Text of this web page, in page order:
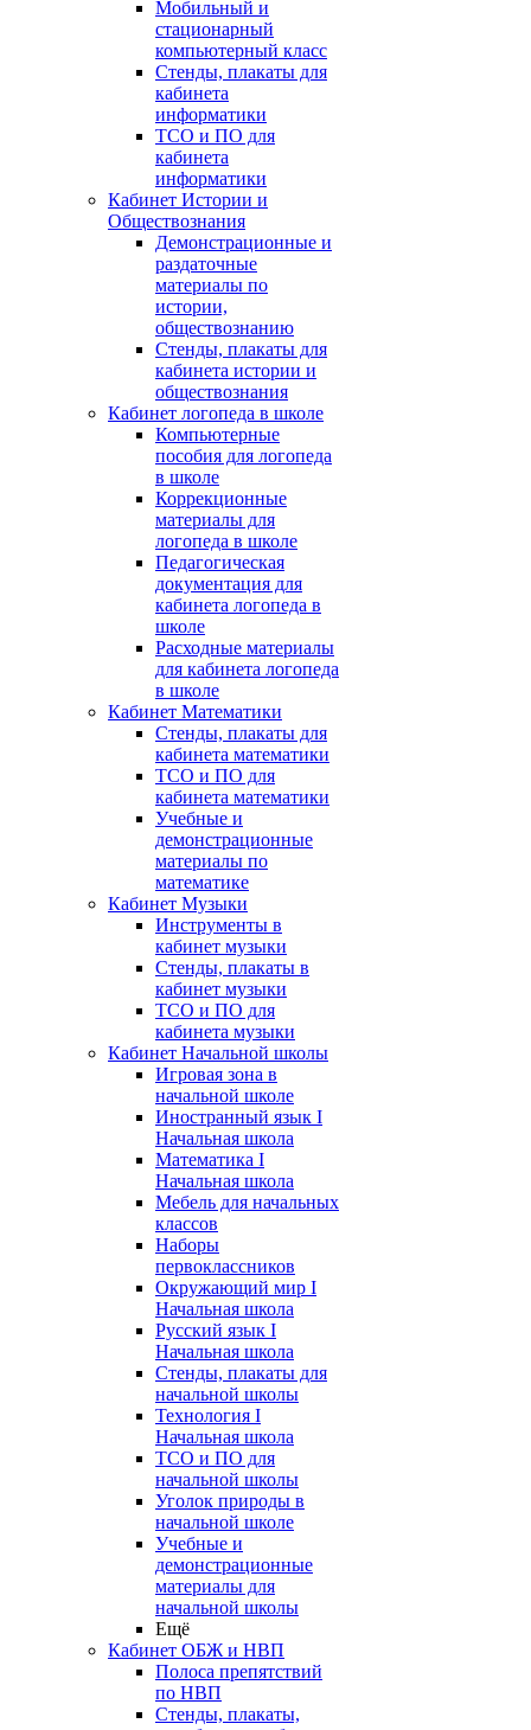
Мобильный и
стационарный
компьютерный класс
Стенды, плакаты для
кабинета
информатики
ТСО и ПО для
кабинета
информатики
Кабинет Истории и
Обществознания
Демонстрационные и
раздаточные
материалы по
истории,
обществознанию
Стенды, плакаты для
кабинета истории и
обществознания
Кабинет логопеда в школе
Компьютерные
пособия для логопеда
в школе
Коррекционные
материалы для
логопеда в школе
Педагогическая
документация для
кабинета логопеда в
школе
Расходные материалы
для кабинета логопеда
в школе
Кабинет Математики
Стенды, плакаты для
кабинета математики
ТСО и ПО для
кабинета математики
Учебные и
демонстрационные
материалы по
математике
Кабинет Музыки
Инструменты в
кабинет музыки
Стенды, плакаты в
кабинет музыки
ТСО и ПО для
кабинета музыки
Кабинет Начальной школы
Игровая зона в
начальной школе
Иностранный язык I
Начальная школа
Математика I
Начальная школа
Мебель для начальных
классов
Наборы
первоклассников
Окружающий мир I
Начальная школа
Русский язык I
Начальная школа
Стенды, плакаты для
начальной школы
Технология I
Начальная школа
ТСО и ПО для
начальной школы
Уголок природы в
начальной школе
Учебные и
демонстрационные
материалы для
начальной школы
Ещё
Кабинет ОБЖ и НВП
Полоса препятствий
по НВП
Стенды, плакаты,